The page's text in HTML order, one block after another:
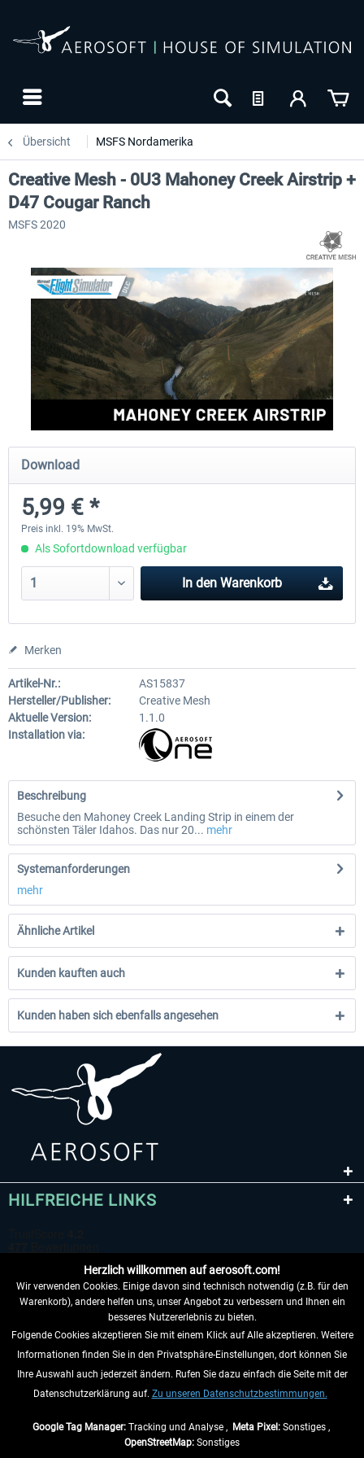
Übersicht MSFS Nordamerika
FSDG - Grönland Kulusuk MSFS Aerosoft Airport
Creative Mesh - 0U3 Mahoney Creek Airstrip +
D47 Cougar Ranch
MSFS 2020
Download
5,99 € *
Preis inkl. 19% MwSt.
Als Sofortdownload verfügbar
In den Warenkorb
Merken
Artikel-Nr.:
AS15837
Hersteller/Publisher:
Creative Mesh
Aktuelle Version:
1.1.0
Installation via:
Beschreibung
Besuche den Mahoney Creek Landing Strip in einem der
schönsten Täler Idahos. Das nur 20... mehr
Systemanforderungen
mehr
Ähnliche Artikel
Kunden kauften auch
Kunden haben sich ebenfalls angesehen
HILFREICHE LINKS
VERTRAG WIDERRUFEN
INFORMATIONEN
Herzlich willkommen auf aerosoft.com!
Wir verwenden Cookies. Einige davon sind technisch notwendig (z.B. für den
Warenkorb), andere helfen uns, unser Angebot zu verbessern und Ihnen ein
besseres Nutzererlebnis zu bieten.
Folgende Cookies akzeptieren Sie mit einem Klick auf Alle akzeptieren. Weitere
Informationen finden Sie in den Privatsphäre-Einstellungen, dort können Sie
Ihre Auswahl auch jederzeit ändern. Rufen Sie dazu einfach die Seite mit der
Datenschutzerklärung auf. Zu unseren Datenschutzbestimmungen.
Google Tag Manager:Tracking und Analyse , Meta Pixel:Sonstiges ,
OpenStreetMap: Sonstiges